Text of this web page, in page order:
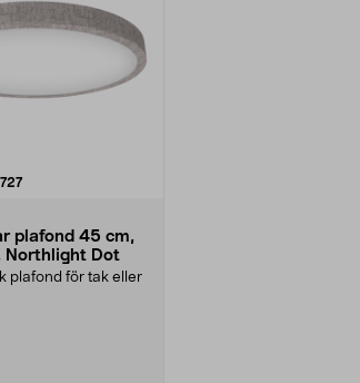
727recensioner
plafond 45 cm,
Northlight Dot
plafond för tak eller